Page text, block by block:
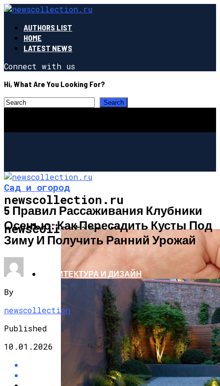
AUTHORS LIST
HOME
LATEST NEWS
Connect with us
Hi, What Are You Looking For?
newscollection.ru
newscollection.ru
САД И ОГОРОД
АРХИТЕКТУРА И ДИЗАЙН
Сад и огород
5 Правил Рассаживания Клубники
Осенью: Как Пересадить Кусты Под
Зиму И Получить Ранний Урожай
By
newscollection
Published
10.01.2026